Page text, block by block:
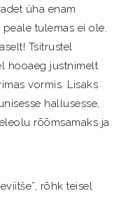
üha enam
tulemas ei ole.
Tsitrustel
hooaeg justnimelt
vormis. Lisaks
hallusesse,
rõõmsamaks ja
rõhk teisel